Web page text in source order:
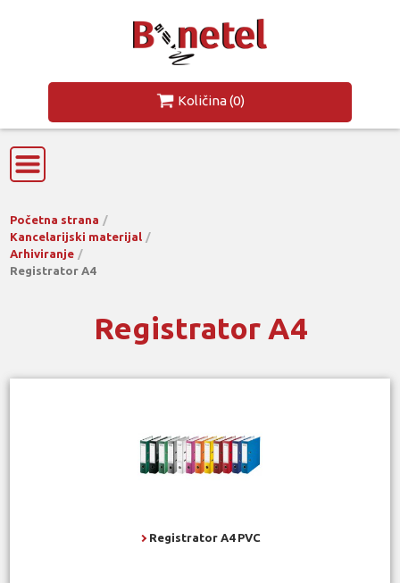
Količina(0)
Početna strana
Kancelarijski materijal
Arhiviranje
Registrator A4
Registrator A4
Registrator A4 PVC